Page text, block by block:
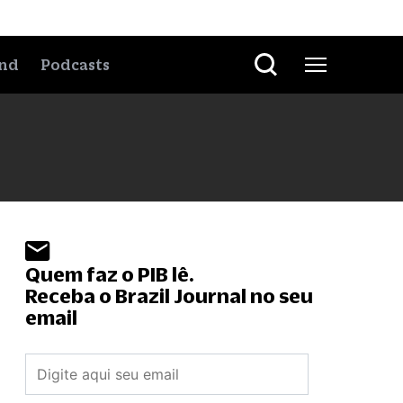
Podcasts
Quem faz o PIB lê.
Receba o Brazil Journal no seu
email